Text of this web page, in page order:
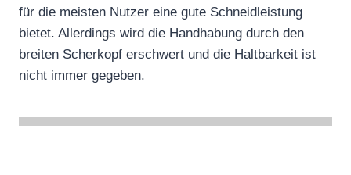
für die meisten Nutzer eine gute Schneidleistung
bietet. Allerdings wird die Handhabung durch den
breiten Scherkopf erschwert und die Haltbarkeit ist
nicht immer gegeben.